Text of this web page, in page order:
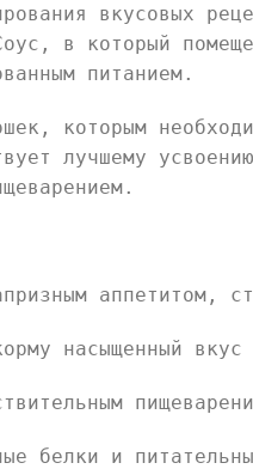
вкусовых
в который
питанием.
которым
лучшему
аппетитом,
насыщенный
белки и